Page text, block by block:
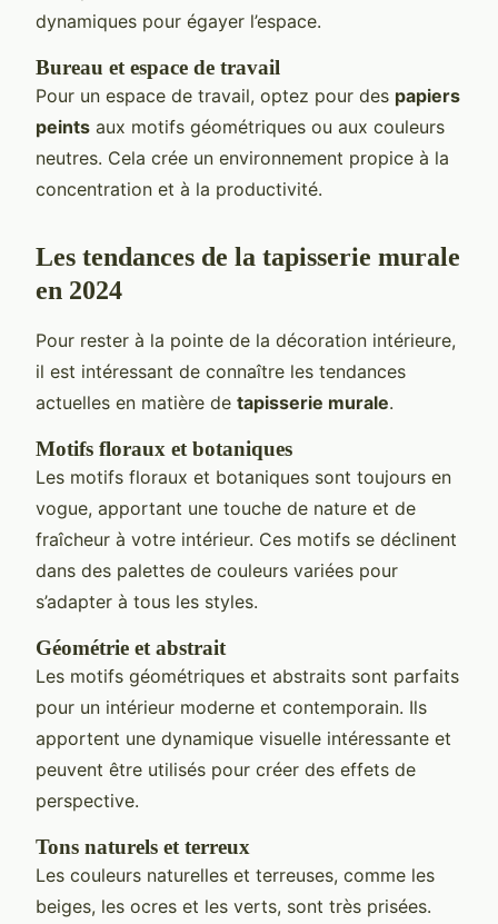
dynamiques pour égayer l’espace.
Bureau et espace de travail
Pour un espace de travail, optez pour des papiers
peints aux motifs géométriques ou aux couleurs
neutres. Cela crée un environnement propice à la
concentration et à la productivité.
Les tendances de la tapisserie murale
en 2024
Pour rester à la pointe de la décoration intérieure,
il est intéressant de connaître les tendances
actuelles en matière de tapisserie murale.
Motifs floraux et botaniques
Les motifs floraux et botaniques sont toujours en
vogue, apportant une touche de nature et de
fraîcheur à votre intérieur. Ces motifs se déclinent
dans des palettes de couleurs variées pour
s’adapter à tous les styles.
Géométrie et abstrait
Les motifs géométriques et abstraits sont parfaits
pour un intérieur moderne et contemporain. Ils
apportent une dynamique visuelle intéressante et
peuvent être utilisés pour créer des effets de
perspective.
Tons naturels et terreux
Les couleurs naturelles et terreuses, comme les
beiges, les ocres et les verts, sont très prisées.